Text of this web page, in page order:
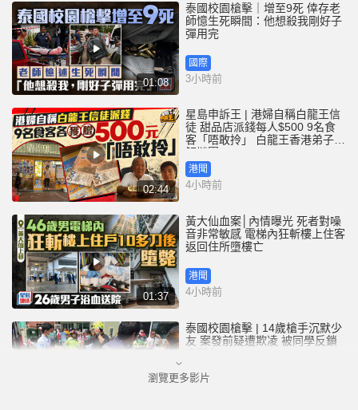
01:08
泰國校園槍擊｜增至9死 倖存老
師憶生死瞬間：他想殺我剛好子
彈用完
國際
3小時前
02:44
星島申訴王 | 港婦自稱白龍王信
徒 甜品店派錢每人$500 9名食
客「唔敢拎」 白龍王香港弟子親
解謎團
港聞
4小時前
01:37
黃大仙血案│內情曝光 死者對噪
音非常敏感 電梯內狂斬樓上住客
返回住所墮樓亡
港聞
4小時前
泰國校園槍擊 | 14歲槍手沉默少
友 案發前疑遭欺凌 被同學反鎖
國際
瀏覽更多影片